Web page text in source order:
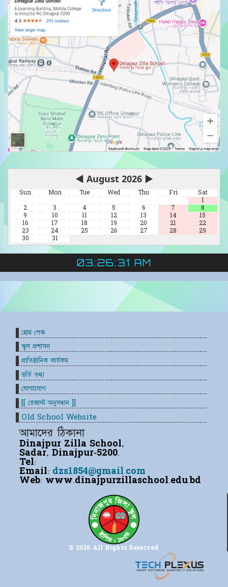
◀ August 2026 ▶
Sun Mon Tue Wed Thu Fri
Sat
1
2
3 4 5 6 7
8
9
10 11 12 13 14
15
16
17 18 19 20 21
22
23
24 25 26 27 28
29
30
31
03:26:32 AM
© 2026 All Rights Reserved
আমাদের ঠিকানা
Dinajpur Zilla School,
Sadar, Dinajpur-5200.
Tel:
Email: dzs1854@gmail.com
Web: www.dinajpurzillaschool.edu.bd
হোম পেজ
স্কুল প্রশাসন
প্রাতিষ্ঠানিক কার্যকম
ভর্তি তথ্য
যোগাযোগ
[[ রেজাল্ট অনুসন্ধান ]]
Old School Website